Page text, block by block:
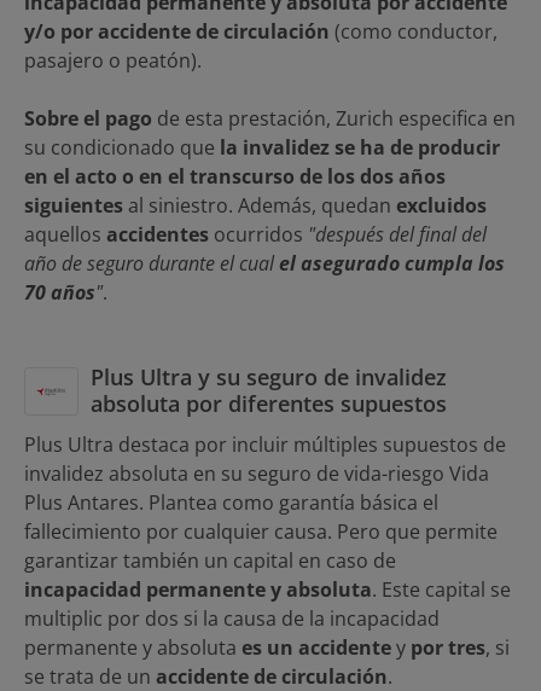
y/o por accidente de circulación (como conductor,
pasajero o peatón).
Sobre el pago de esta prestación, Zurich especifica en
su condicionado que la invalidez se ha de producir
en el acto o en el transcurso de los dos años
siguientes al siniestro. Además, quedan excluidos
aquellos accidentes ocurridos "después del final del
año de seguro durante el cualel asegurado cumpla los
70 años".
Plus Ultra y su seguro de invalidez
absoluta por diferentes supuestos
Plus Ultra destaca por incluir múltiples supuestos de
invalidez absoluta en su seguro de vida-riesgo Vida
Plus Antares. Plantea como garantía básica el
fallecimiento por cualquier causa. Pero que permite
garantizar también un capital en caso de
incapacidad permanente y absoluta. Este capital se
multiplic por dos si la causa de la incapacidad
permanente y absoluta es un accidentey por tres, si
se trata de un accidente de circulación.